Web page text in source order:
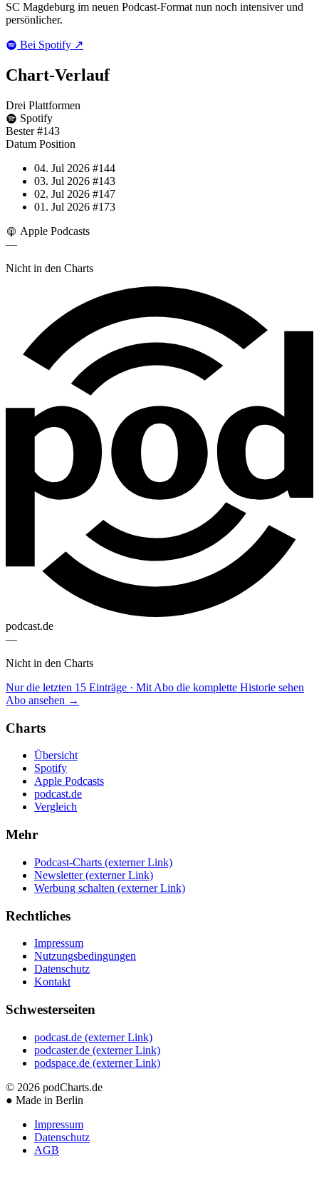
SC Magdeburg im neuen Podcast-Format nun noch intensiver und
persönlicher.
Bei Spotify ↗
Chart-Verlauf
Drei Plattformen
Spotify
Bester #143
Datum Position
04. Jul 2026 #144
03. Jul 2026 #143
02. Jul 2026 #147
01. Jul 2026 #173
Apple Podcasts
—
Nicht in den Charts
podcast.de
—
Nicht in den Charts
Nur die letzten 15 Einträge · Mit Abo die komplette Historie sehen
Abo ansehen →
Charts
Übersicht
Spotify
Apple Podcasts
podcast.de
Vergleich
Mehr
Podcast-Charts (externer Link)
Newsletter (externer Link)
Werbung schalten (externer Link)
Rechtliches
Impressum
Nutzungsbedingungen
Datenschutz
Kontakt
Schwesterseiten
podcast.de (externer Link)
podcaster.de (externer Link)
podspace.de (externer Link)
© 2026 podCharts.de
● Made in Berlin
Impressum
Datenschutz
AGB